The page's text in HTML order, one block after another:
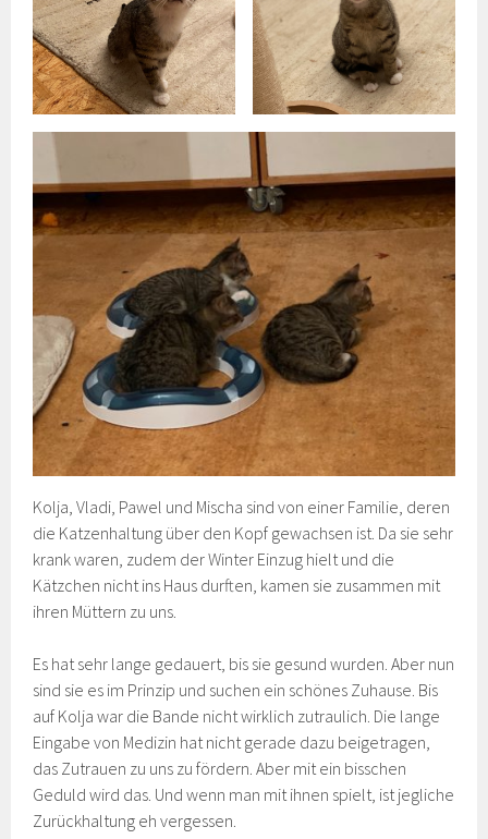
Kolja, Vladi, Pawel und Mischa sind von einer Familie, deren
die Katzenhaltung über den Kopf gewachsen ist. Da sie sehr
krank waren, zudem der Winter Einzug hielt und die
Kätzchen nicht ins Haus durften, kamen sie zusammen mit
ihren Müttern zu uns.
Es hat sehr lange gedauert, bis sie gesund wurden. Aber nun
sind sie es im Prinzip und suchen ein schönes Zuhause. Bis
auf Kolja war die Bande nicht wirklich zutraulich. Die lange
Eingabe von Medizin hat nicht gerade dazu beigetragen,
das Zutrauen zu uns zu fördern. Aber mit ein bisschen
Geduld wird das. Und wenn man mit ihnen spielt, ist jegliche
Zurückhaltung eh vergessen.